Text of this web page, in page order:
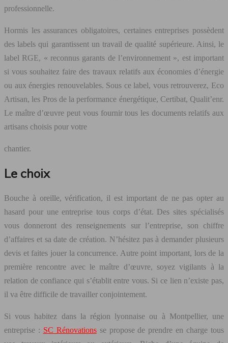
professionnelle.
Hormis les assurances obligatoires, certaines entreprises possèdent
des labels qui garantissent un travail de qualité supérieure. Ainsi, le
label RGE, « reconnus garants de l’environnement », est important
si vous souhaitez faire des travaux relatifs aux économies d’énergie
ou aux énergies renouvelables. Sous ce label, vous retrouverez, Eco
Artisan, les Pros de la performance énergétique, Certibat, Qualit’enr.
Le maître d’œuvre peut vous fournir tous les documents relatifs aux
artisans choisis pour votre
chantier.
Le choix
Bouche à oreille, vérification, il est important de ne pas opter au
hasard pour une entreprise tous corps d’état. Des sites spécialisés
vous donneront des renseignements sur l’entreprise, son chiffre
d’affaires et sa date de création. N’hésitez pas à demander plusieurs
devis et faites jouer la concurrence. Autre point important, lors de la
première rencontre avec le maître d’œuvre, soyez vigilants à la
relation de confiance qui s’établit entre vous. Si ce lien n’existe pas,
il va être difficile de travailler conjointement.
Si vous habitez dans la région lyonnaise ou à Montpellier, une
entreprise : SC Rénovationsse propose de prendre en charge tous